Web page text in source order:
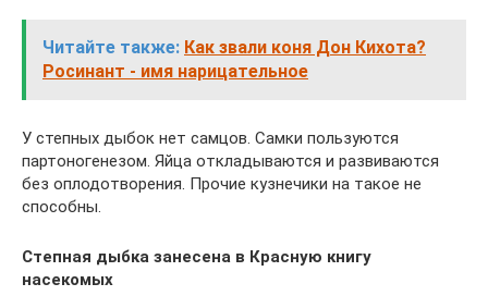
Читайте также: Как звали коня Дон Кихота?
Росинант - имя нарицательное
У степных дыбок нет самцов. Самки пользуются
партоногенезом. Яйца откладываются и развиваются
без оплодотворения. Прочие кузнечики на такое не
способны.
Степная дыбка занесена в Красную книгу
насекомых